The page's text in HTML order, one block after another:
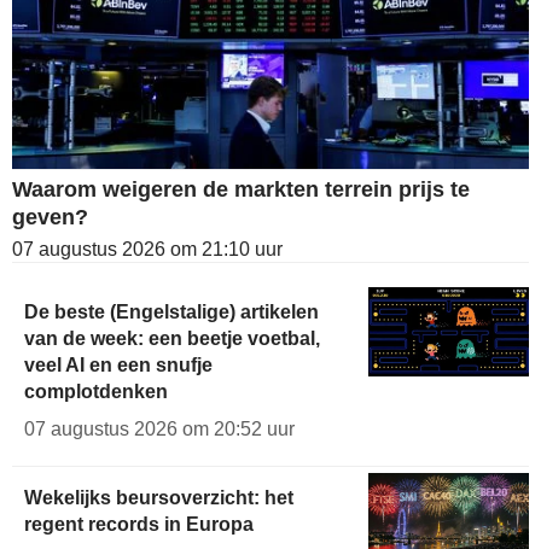
Waarom weigeren de markten terrein prijs te
geven?
07 augustus 2026 om 21:10 uur
De beste (Engelstalige) artikelen
van de week: een beetje voetbal,
veel AI en een snufje
complotdenken
07 augustus 2026 om 20:52 uur
Wekelijks beursoverzicht: het
regent records in Europa